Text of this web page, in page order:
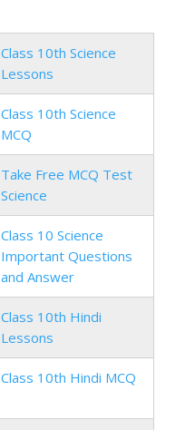
Class 10th Science
Lessons
Class 10th Science
MCQ
Take Free MCQ Test
Science
Class 10 Science
Important Questions
and Answer
Class 10th Hindi
Lessons
Class 10th Hindi MCQ